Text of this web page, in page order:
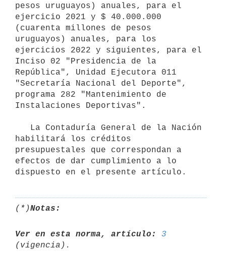
pesos uruguayos) anuales, para el
ejercicio 2021 y $ 40.000.000
(cuarenta millones de pesos
uruguayos) anuales, para los
ejercicios 2022 y siguientes, para el
Inciso 02 "Presidencia de la
República", Unidad Ejecutora 011
"Secretaría Nacional del Deporte",
programa 282 "Mantenimiento de
Instalaciones Deportivas".
habilitará los créditos
presupuestales que correspondan a
efectos de dar cumplimiento a lo
dispuesto en el presente artículo.
(*)Notas:
Ver en esta norma, artículo:
3